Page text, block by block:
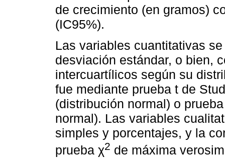
de crecimiento (en gramos)
(IC95%).
Las variables cuantitativas
desviación estándar, o bien,
intercuartílicos según su
fue mediante prueba t de
(distribución normal) o
normal). Las variables
simples y porcentajes, y la
prueba χ2 de máxima